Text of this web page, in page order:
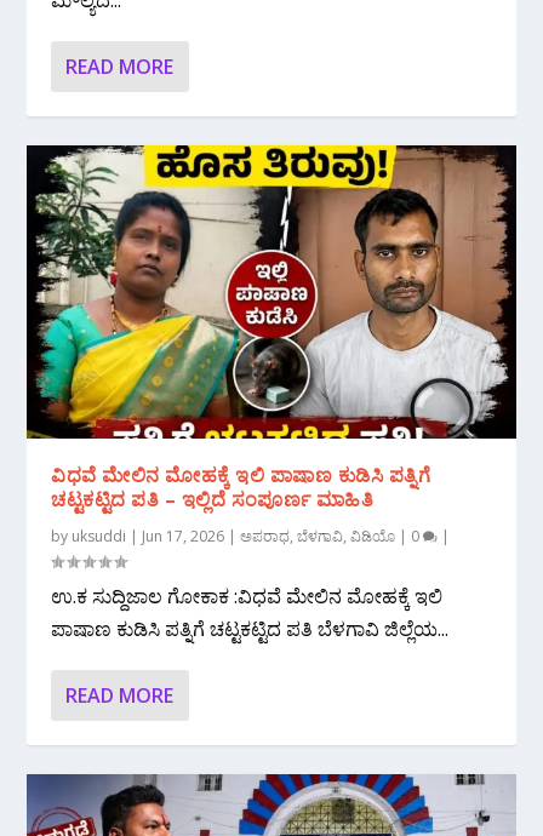
READ MORE
ವಿಧವೆ ಮೇಲಿನ ಮೋಹಕ್ಕೆ ಇಲಿ ಪಾಷಾಣ ಕುಡಿಸಿ ಪತ್ನಿಗೆ
ಚಟ್ಟಕಟ್ಟಿದ ಪತಿ – ಇಲ್ಲಿದೆ ಸಂಪೂರ್ಣ ಮಾಹಿತಿ
by uksuddi | Jun 17, 2026 |ಅಪರಾಧ,ಬೆಳಗಾವಿ,ವಿಡಿಯೊ | 0 |
ಉ‌.ಕ ಸುದ್ದಿಜಾಲ ಗೋಕಾಕ :ವಿಧವೆ ಮೇಲಿನ ಮೋಹಕ್ಕೆ ಇಲಿ
ಪಾಷಾಣ ಕುಡಿಸಿ ಪತ್ನಿಗೆ ಚಟ್ಟಕಟ್ಟಿದ ಪತಿ ಬೆಳಗಾವಿ ಜಿಲ್ಲೆಯ...
READ MORE